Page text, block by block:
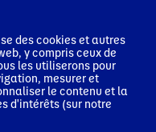
des cookies et autres
y compris ceux de
les utiliserons pour
mesurer et
le contenu et la
d'intérêts (sur notre